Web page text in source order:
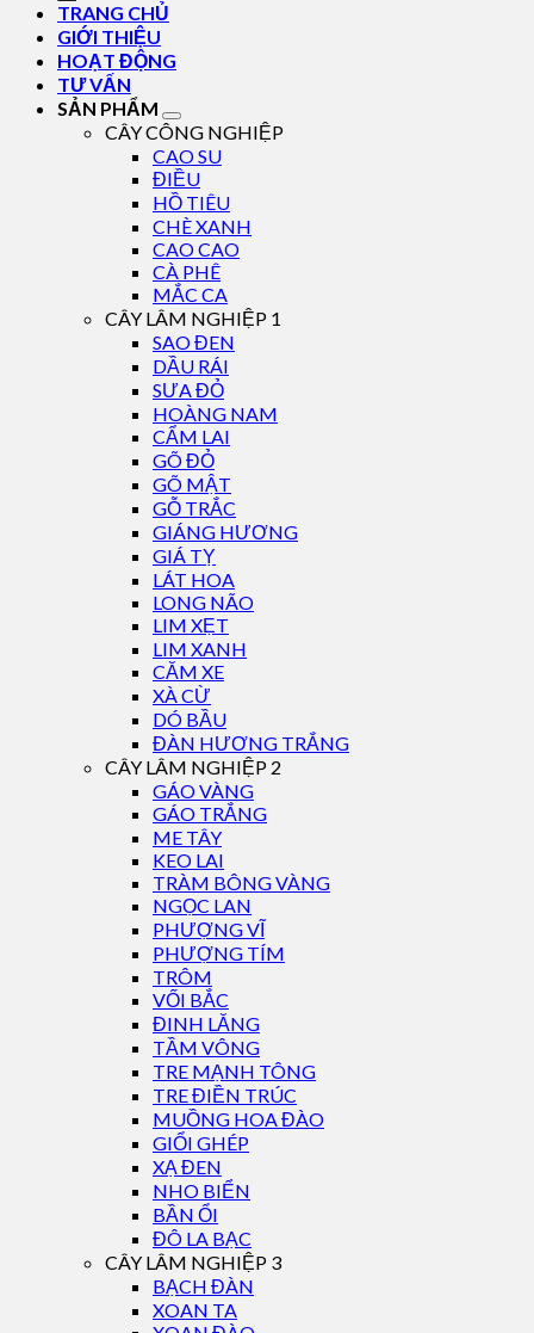
TRANG CHỦ
GIỚI THIỆU
HOẠT ĐỘNG
TƯ VẤN
SẢN PHẨM
CÂY CÔNG NGHIỆP
CAO SU
ĐIỀU
HỒ TIÊU
CHÈ XANH
CAO CAO
CÀ PHÊ
MẮC CA
CÂY LÂM NGHIỆP 1
SAO ĐEN
DẦU RÁI
SƯA ĐỎ
HOÀNG NAM
CẨM LAI
GÕ ĐỎ
GÕ MẬT
GỖ TRẮC
GIÁNG HƯƠNG
GIÁ TỴ
LÁT HOA
LONG NÃO
LIM XẸT
LIM XANH
CĂM XE
XÀ CỪ
DÓ BẦU
ĐÀN HƯƠNG TRẮNG
CÂY LÂM NGHIỆP 2
GÁO VÀNG
GÁO TRẮNG
ME TÂY
KEO LAI
TRÀM BÔNG VÀNG
NGỌC LAN
PHƯỢNG VĨ
PHƯỢNG TÍM
TRÔM
VỐI BẮC
ĐINH LĂNG
TẦM VÔNG
TRE MẠNH TÔNG
TRE ĐIỀN TRÚC
MUỒNG HOA ĐÀO
GIỔI GHÉP
XẠ ĐEN
NHO BIỂN
BẦN ỔI
ĐÔ LA BẠC
CÂY LÂM NGHIỆP 3
BẠCH ĐÀN
XOAN TA